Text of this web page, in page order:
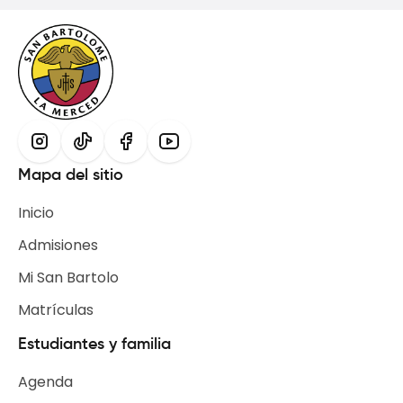
Mapa del sitio
Inicio
Admisiones
Mi San Bartolo
Matrículas
Estudiantes y familia
Agenda